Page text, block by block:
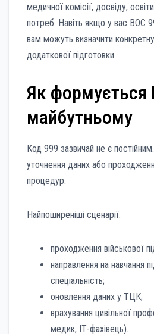
медичної комісії, досвіду,
потреб. Навіть якщо у вас ВОС
вам можуть визначити конкретну
додаткової підготовки.
Як формується
майбутньому
Код 999 зазвичай не є
уточнення даних або
процедур.
Найпоширеніші сценарії:
проходження військової
направлення на навчання
спеціальність;
оновлення даних у ТЦК;
врахування цивільної
медик, ІТ-фахівець).